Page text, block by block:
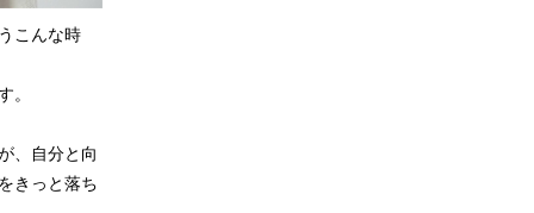
こんな時
。
、自分と向
きっと落ち